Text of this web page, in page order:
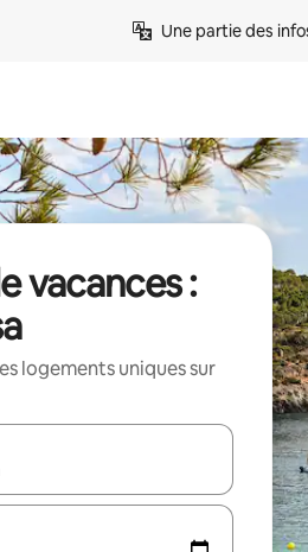
Une partie des
vacances :
logements uniques sur
affichés, parcourez-les en utilisant